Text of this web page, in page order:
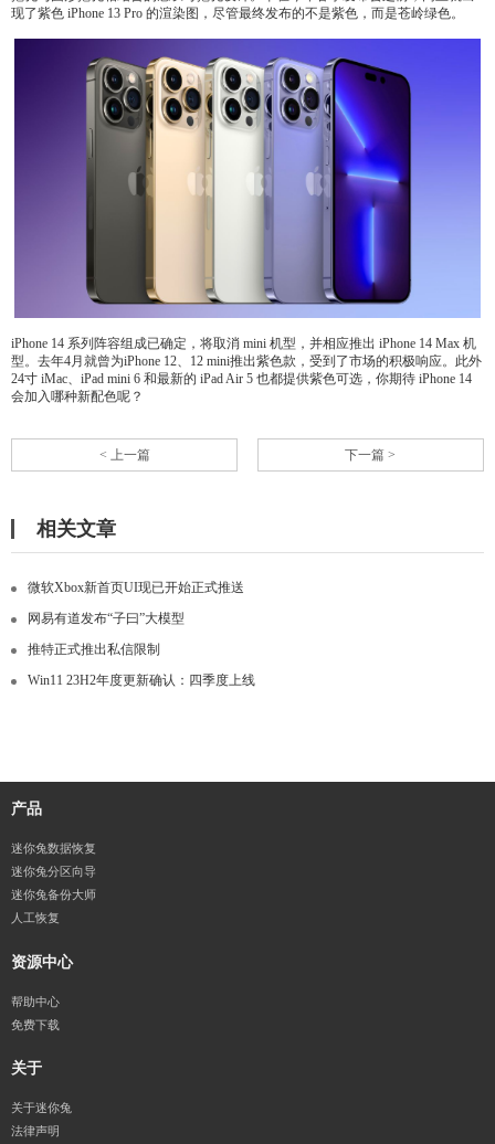
现了紫色 iPhone 13 Pro 的渲染图，尽管最终发布的不是紫色，而是苍岭绿色。
iPhone 14 系列阵容组成已确定，将取消 mini 机型，并相应推出 iPhone 14 Max 机
型。去年4月就曾为iPhone 12、12 mini推出紫色款，受到了市场的积极响应。此外
24寸 iMac、iPad mini 6 和最新的 iPad Air 5 也都提供紫色可选，你期待 iPhone 14
会加入哪种新配色呢？
< 上一篇 下一篇 >
相关文章
微软Xbox新首页UI现已开始正式推送
网易有道发布“子曰”大模型
推特正式推出私信限制
Win11 23H2年度更新确认：四季度上线
产品
迷你兔数据恢复
迷你兔分区向导
迷你兔备份大师
人工恢复
资源中心
帮助中心
免费下载
关于
关于迷你兔
法律声明